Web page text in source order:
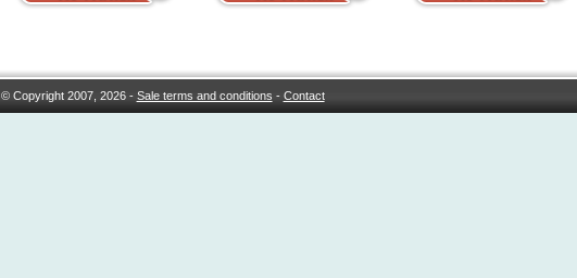
© Copyright 2007, 2026 - Sale terms and conditions - Contact